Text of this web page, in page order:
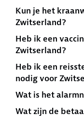
Kun je het
Zwitserland?
Heb ik een
Zwitserland?
Heb ik een
nodig voor
Wat is het
Wat zijn de